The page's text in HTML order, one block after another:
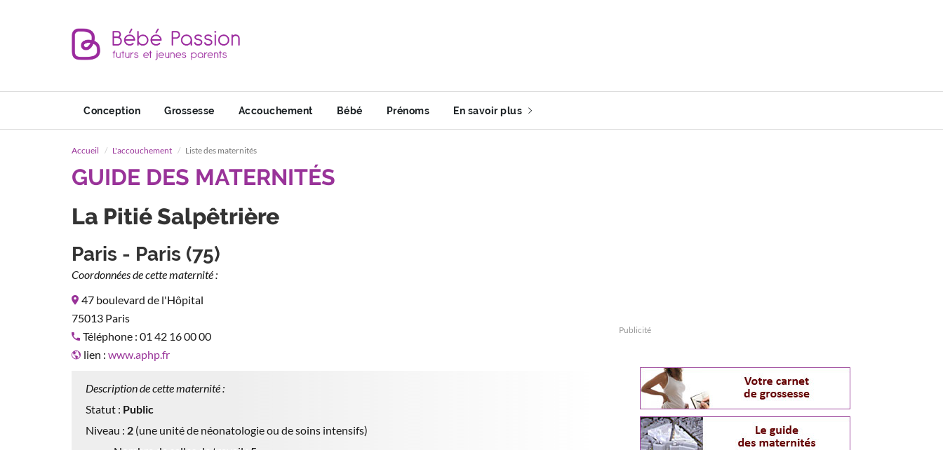
Conception Grossesse Accouchement Bébé Prénoms En savoir plus
Accueil L'accouchement Liste des maternités
GUIDE DES MATERNITÉS
La Pitié Salpêtrière
Paris - Paris (75)
Coordonnées de cette maternité :
47 boulevard de l'Hôpital
75013 Paris
Téléphone : 01 42 16 00 00
lien : www.aphp.fr
Description de cette maternité :
Statut : Public
Niveau : 2 (une unité de néonatologie ou de soins intensifs)
Publicité